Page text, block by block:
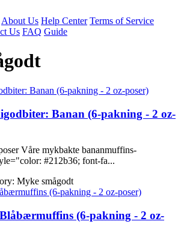
About Us Help Center Terms of Service
Us FAQ Guide
Banan (6-pakning - 2 oz-
Våre mykbakte bananmuffins-
#212b36; font-fa...
Myke smågodt
(6-pakning - 2 oz-